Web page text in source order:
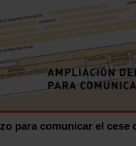
para comunicar el cese